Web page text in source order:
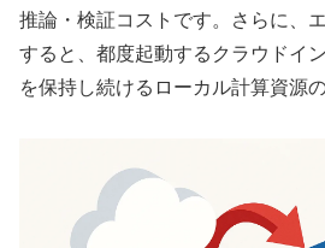
推論・検証コストです。さらに、
すると、都度起動するクラウドイ
を保持し続けるローカル計算資源